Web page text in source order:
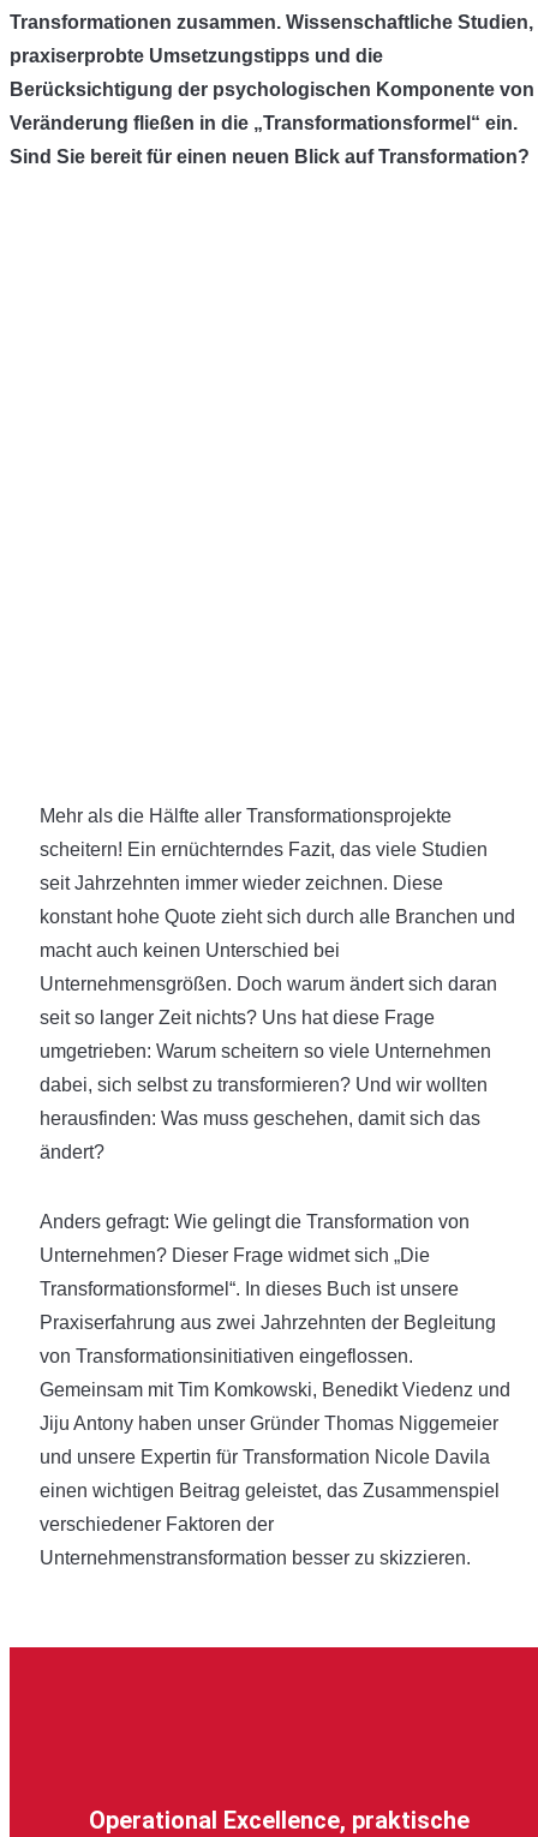
Transformationen zusammen. Wissenschaftliche Studien,
praxiserprobte Umsetzungstipps und die
Berücksichtigung der psychologischen Komponente von
Veränderung fließen in die „Transformationsformel“ ein.
Sind Sie bereit für einen neuen Blick auf Transformation?
Mehr als die Hälfte aller Transformationsprojekte
scheitern! Ein ernüchterndes Fazit, das viele Studien
seit Jahrzehnten immer wieder zeichnen. Diese
konstant hohe Quote zieht sich durch alle Branchen und
macht auch keinen Unterschied bei
Unternehmensgrößen. Doch warum ändert sich daran
seit so langer Zeit nichts? Uns hat diese Frage
umgetrieben: Warum scheitern so viele Unternehmen
dabei, sich selbst zu transformieren? Und wir wollten
herausfinden: Was muss geschehen, damit sich das
ändert?
Anders gefragt: Wie gelingt die Transformation von
Unternehmen? Dieser Frage widmet sich „Die
Transformationsformel“. In dieses Buch ist unsere
Praxiserfahrung aus zwei Jahrzehnten der Begleitung
von Transformationsinitiativen eingeflossen.
Gemeinsam mit Tim Komkowski, Benedikt Viedenz und
Jiju Antony haben unser Gründer Thomas Niggemeier
und unsere Expertin für Transformation Nicole Davila
einen wichtigen Beitrag geleistet, das Zusammenspiel
verschiedener Faktoren der
Unternehmenstransformation besser zu skizzieren.
Operational Excellence, praktische